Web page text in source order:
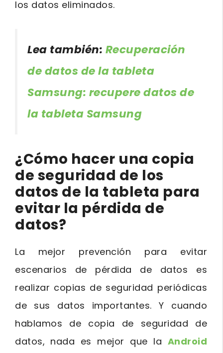
los datos eliminados.
Lea también: Recuperación
de datos de la tableta
Samsung: recupere datos de
la tableta Samsung
¿Cómo hacer una copia
de seguridad de los
datos de la tableta para
evitar la pérdida de
datos?
La mejor prevención para evitar
escenarios de pérdida de datos es
realizar copias de seguridad periódicas
de sus datos importantes. Y cuando
hablamos de copia de seguridad de
datos, nada es mejor que la Android